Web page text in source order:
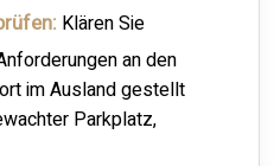
Klären Sie
an den
im Ausland gestellt
Parkplatz,